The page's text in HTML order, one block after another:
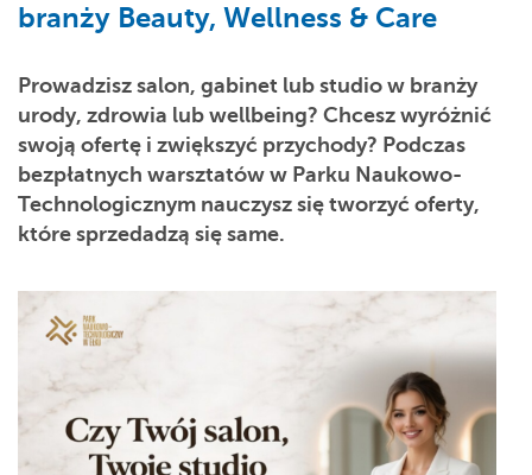
branży Beauty, Wellness & Care
Prowadzisz salon, gabinet lub studio w branży
urody, zdrowia lub wellbeing? Chcesz wyróżnić
swoją ofertę i zwiększyć przychody? Podczas
bezpłatnych warsztatów w Parku Naukowo-
Technologicznym nauczysz się tworzyć oferty,
które sprzedadzą się same.